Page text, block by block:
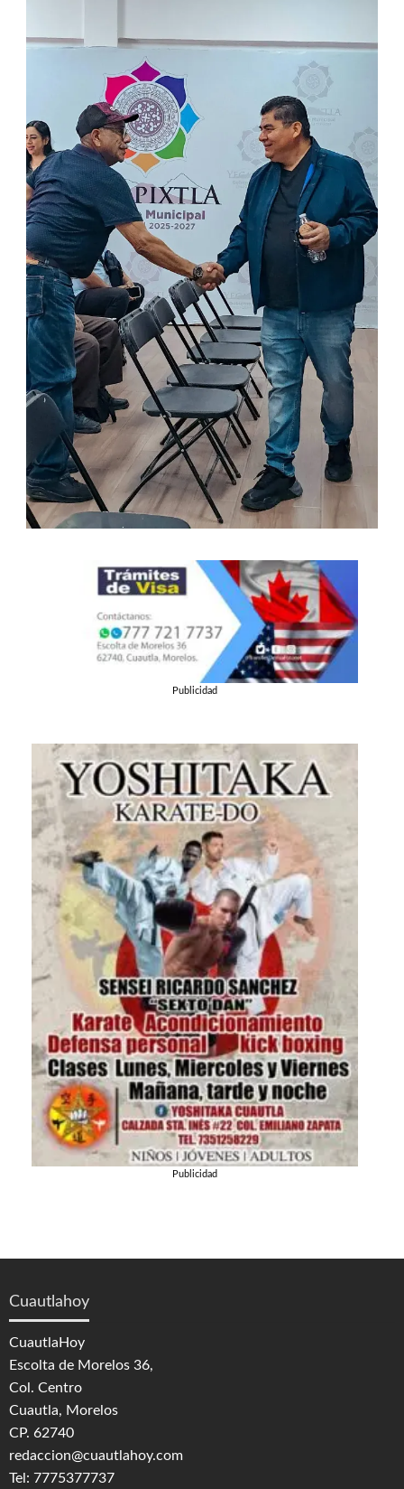
Publicidad
Publicidad
Cuautlahoy
CuautlaHoy
Escolta de Morelos 36,
Col. Centro
Cuautla, Morelos
CP. 62740
redaccion@cuautlahoy.com
Tel: 7775377737